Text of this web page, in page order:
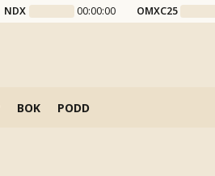
NDX 00:00:00 OMXC25
BOK PODD